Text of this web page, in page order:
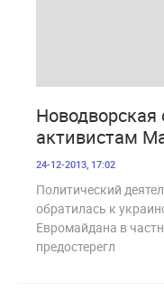
Новодворская
активистам
24-12-2013, 17:02
Политический
обратилась к
Евромайдана в
предостерегл